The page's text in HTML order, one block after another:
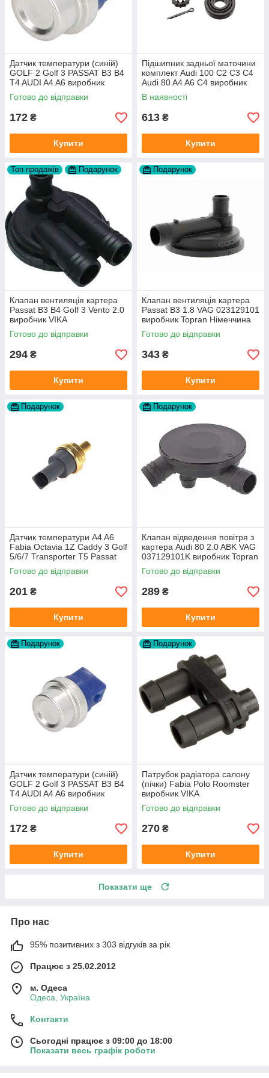
Датчик температури (синій)
GOLF 2 Golf 3 PASSAT B3 B4
T4 AUDI A4 A6 виробник
Topran Німеччина
Готово до відправки
172 ₴
Купити
Підшипник задньої маточини
комплект Audi 100 C2 C3 C4
Audi 80 A4 A6 C4 виробник
FAG
В наявності
613 ₴
Купити
Топ продажів Подарунок
Клапан вентиляція картера
Passat B3 B4 Golf 3 Vento 2.0
виробник VIKA
Готово до відправки
294 ₴
Купити
Подарунок
Клапан вентиляція картера
Passat B3 1.8 VAG 023129101
виробник Topran Німеччина
Готово до відправки
343 ₴
Купити
Подарунок
Датчик температури A4 A6
Fabia Octavia 1Z Caddy 3 Golf
5/6/7 Transporter T5 Passat
B6 (колір сірий)
Готово до відправки
201 ₴
Купити
Подарунок
Клапан відведення повітря з
картера Audi 80 2.0 ABK VAG
037129101K виробник Topran
Німеччина
Готово до відправки
289 ₴
Купити
Подарунок
Датчик температури (синій)
GOLF 2 Golf 3 PASSAT B3 B4
T4 AUDI A4 A6 виробник
Topran Німеччина
Готово до відправки
172 ₴
Купити
Подарунок
Патрубок радіатора салону
(пічки) Fabia Polo Roomster
виробник VIKA
Готово до відправки
270 ₴
Купити
Показати ще
Про нас
95% позитивних з 303 відгуків за рік
Працює з 25.02.2012
м. Одеса
Одеса, Україна
Контакти
Сьогодні працює з 09:00 до 18:00
Показати весь графік роботи